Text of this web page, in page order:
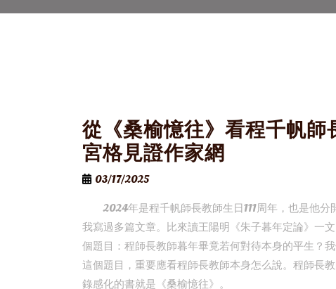
從《桑榆憶往》看程千帆
宮格見證作家網
03/17/2025
2024年是程千帆師長教師生日111周年，也是他
我寫過多篇文章。比來讀王陽明《朱子暮年定論》一
個題目：程師長教師暮年畢竟若何對待本身的平生？
這個題目，重要應看程師長教師本身怎么說。程師長
錄感化的書就是《桑榆憶往》。